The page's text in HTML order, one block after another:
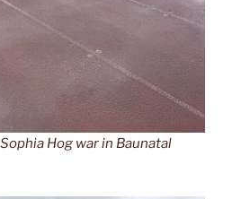
Hog war in Baunatal